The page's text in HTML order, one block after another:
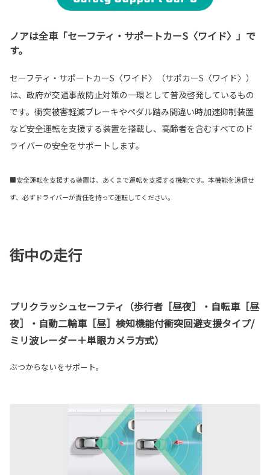
ノアは全車「セーフティ・サポートカーS〈ワイド〉」で
す。
セーフティ・サポートカーS〈ワイド〉（サポカーS〈ワイド〉）
は、政府が交通事故防止対策の一環として普及啓発しているもの
です。衝突被害軽減ブレーキやペダル踏み間違い時加速抑制装置
など安全運転を支援する装置を搭載し、高齢者を含むすべてのド
ライバーの安全をサポートします。
■安全運転を支援する装置は、あくまで運転を支援する機能です。本機能を過信せ
ず、必ずドライバーが責任を持って運転してください。
街中の走行
プリクラッシュセーフティ（歩行者［昼夜］・自転車［昼
夜］・自動二輪車［昼］検知機能付衝突回避支援タイプ/
ミリ波レーダー＋単眼カメラ方式）
ぶつからないをサポート。